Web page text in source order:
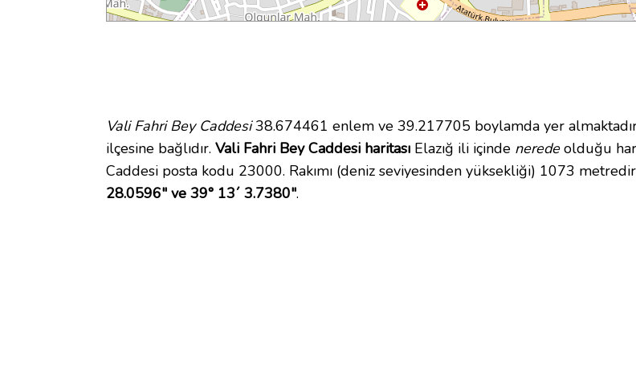
Vali Fahri Bey Caddesi38.674461 enlem ve 39.217705 boylamda yer
ilçesine bağlıdır. Vali Fahri Bey Caddesi haritası Elazığ ili içinde neredeolduğu
Caddesi posta kodu 23000. Rakımı (deniz seviyesinden yüksekliği) 1073
28.0596" ve 39° 13´ 3.7380".